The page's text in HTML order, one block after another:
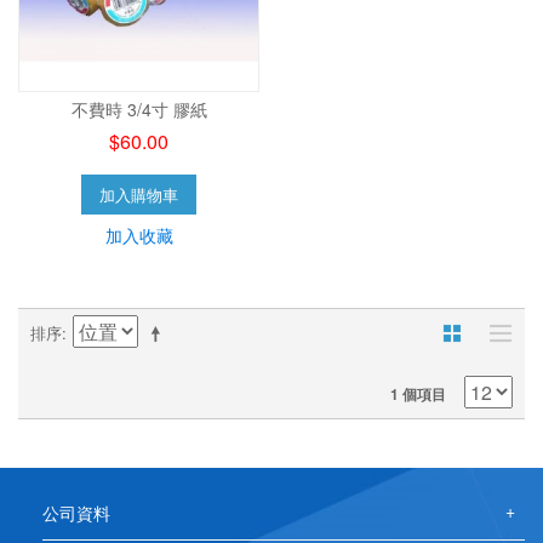
不費時 3/4寸 膠紙
$60.00
加入購物車
加入收藏
排序
1 個項目
公司資料